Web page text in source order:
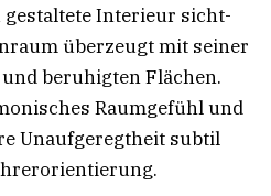
gestaltete Interieur sicht-
überzeugt mit seiner
beruhigten Flächen.
Raumgefühl und
Unaufgeregtheit subtil